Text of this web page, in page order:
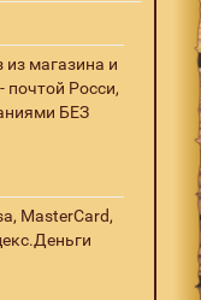
из магазина и
почтой Росси,
БЕЗ
MasterCard,